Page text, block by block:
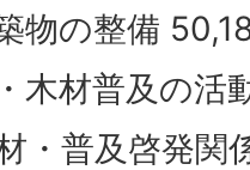
物の整備
木材普及の活
・普及啓発関